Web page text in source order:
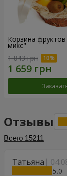
Корзина фруктов
микс"
1 843 грн
Отзывы
Всего 15211
Татьяна
5